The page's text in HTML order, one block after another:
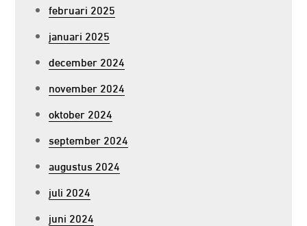
februari 2025
januari 2025
december 2024
november 2024
oktober 2024
september 2024
augustus 2024
juli 2024
juni 2024